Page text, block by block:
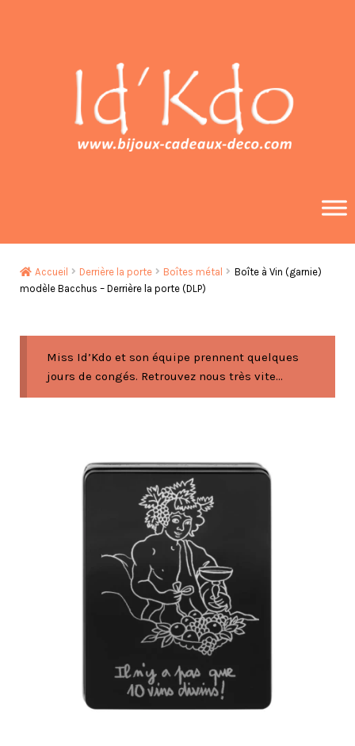
Accueil Derrière la porte Boîtes métal
Boîte à Vin (garnie)
modèle Bacchus – Derrière la porte (DLP)
Miss Id’Kdo et son équipe prennent quelques
jours de congés. Retrouvez nous très vite...